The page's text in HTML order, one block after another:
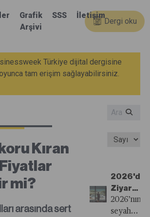
Grafik
Arşivi
SSS İletişim
Dergi oku
Türkiye dijital dergisine
tam erişim sağlayabilirsiniz.
Kıran
mi?
arasında sert
2026'da
Ziyaret
Edilecek
En İyi
2026’nın
seyahat